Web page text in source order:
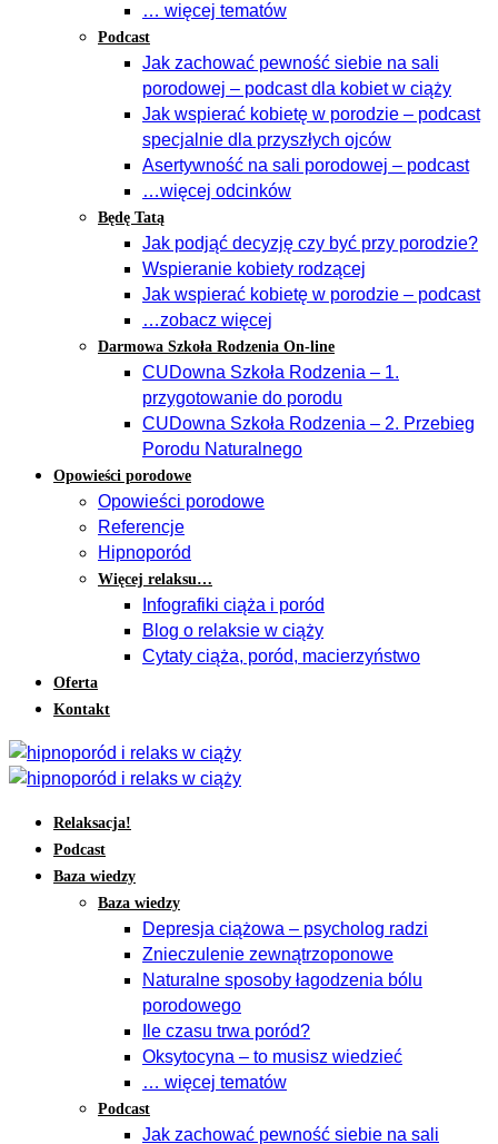
… więcej tematów
Podcast
Jak zachować pewność siebie na sali
porodowej – podcast dla kobiet w ciąży
Jak wspierać kobietę w porodzie – podcast
specjalnie dla przyszłych ojców
Asertywność na sali porodowej – podcast
…więcej odcinków
Będę Tatą
Jak podjąć decyzję czy być przy porodzie?
Wspieranie kobiety rodzącej
Jak wspierać kobietę w porodzie – podcast
…zobacz więcej
Darmowa Szkoła Rodzenia On-line
CUDowna Szkoła Rodzenia – 1.
przygotowanie do porodu
CUDowna Szkoła Rodzenia – 2. Przebieg
Porodu Naturalnego
Opowieści porodowe
Opowieści porodowe
Referencje
Hipnoporód
Więcej relaksu…
Infografiki ciąża i poród
Blog o relaksie w ciąży
Cytaty ciąża, poród, macierzyństwo
Oferta
Kontakt
Relaksacja!
Podcast
Baza wiedzy
Baza wiedzy
Depresja ciążowa – psycholog radzi
Znieczulenie zewnątrzoponowe
Naturalne sposoby łagodzenia bólu
porodowego
Ile czasu trwa poród?
Oksytocyna – to musisz wiedzieć
… więcej tematów
Podcast
Jak zachować pewność siebie na sali